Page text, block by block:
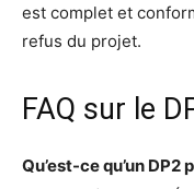
est complet et
refus du projet.
FAQ sur le
Qu’est-ce qu’un DP2